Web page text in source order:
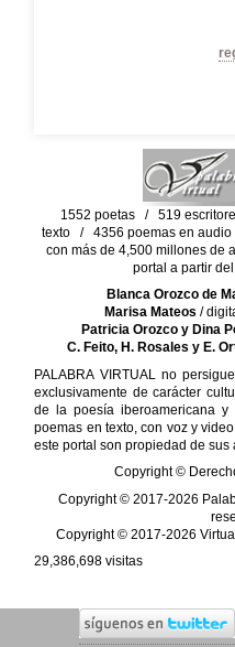
1552 poetas / 519
texto / 4356 poemas en
con más de 4,500 millones de
portal a partir
Blanca Orozco de
Marisa Mateos /
Patricia Orozco y Dina
C. Feito, H. Rosales y E.
PALABRA VIRTUAL no
exclusivamente de carácter
de la poesía iberoamericana y
poemas en texto, con voz y
este portal son propiedad de sus
Copyright ©
Copyright © 2017-2026
Copyright © 2017-2026
29,386,698 visitas